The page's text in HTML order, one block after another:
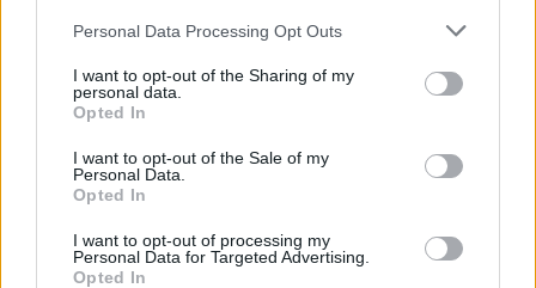
This information may also be disclosed by us to third parties
disclose it to other third parties.
Please note that this website/app uses one or more Google
services and may gather and store information including but
not limited to your visit or usage behaviour. You may click to
grant or deny consent to Google and its third-party tags to
consent section.
Personal Data Processing Opt Outs
I want to opt-out of the Sharing of my
personal data.
Opted In
I want to opt-out of the Sale of my
Personal Data.
Opted In
I want to opt-out of processing my
Personal Data for Targeted Advertising.
Opted In